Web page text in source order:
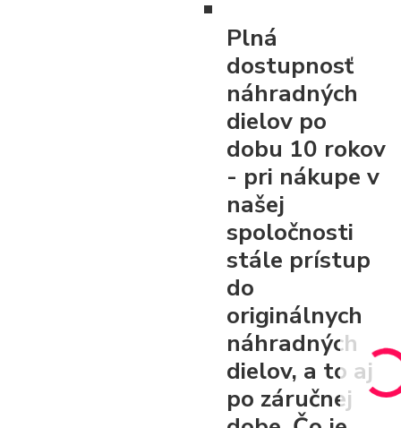
Plná
dostupnosť
náhradných
dielov po
dobu 10 rokov
- pri nákupe v
našej
spoločnosti
stále prístup
do
originálnych
náhradných
dielov, a to aj
po záručnej